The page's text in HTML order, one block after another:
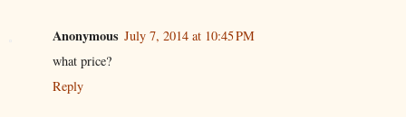
Anonymous July 7, 2014 at 10:45 PM
what price?
Reply